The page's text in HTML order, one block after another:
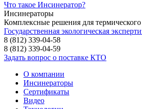
Что такое Инсинератор?
Инсинераторы
Комплексные решения для
Государственная экологическая
8 (812) 339-04-58
8 (812) 339-04-59
Задать вопрос о поставке КТО
О компании
Инсинераторы
Сертификаты
Видео